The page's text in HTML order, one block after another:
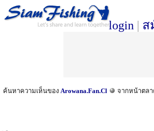
login | ส
ค้นหาความเห็นของ Arowana.Fan.Cl จากหน้าตล